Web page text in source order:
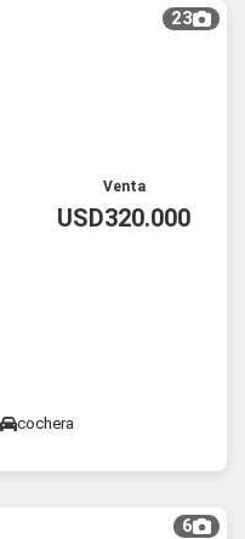
23
Venta
USD320.000
cochera
6